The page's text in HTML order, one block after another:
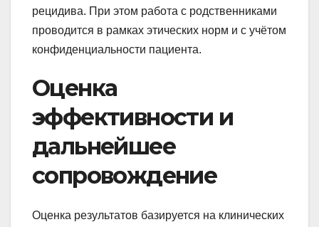
рецидива. При этом работа с родственниками
проводится в рамках этических норм и с учётом
конфиденциальности пациента.
Оценка
эффективности и
дальнейшее
сопровождение
Оценка результатов базируется на клинических